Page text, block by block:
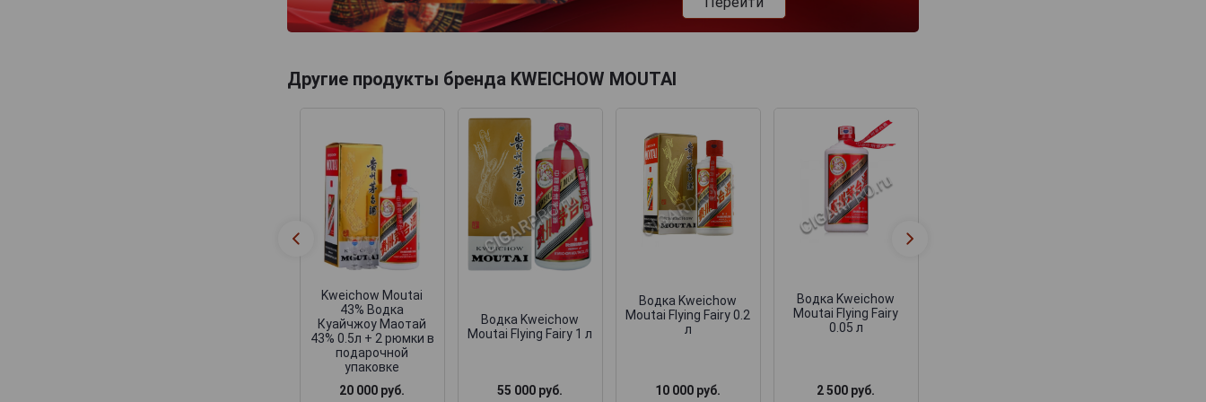
Другие продукты бренда KWEICHOW MOUTAI
Kweichow Moutai
43% Водка
Куайчжоу Маотай
43% 0.5л + 2 рюмки в
подарочной
упаковке
20 000 руб.
Водка Kweichow
Moutai Flying Fairy 1 л
55 000 руб.
Водка Kweichow
Moutai Flying Fairy 0.2
л
10 000 руб.
Водка Kweichow
Moutai Flying Fairy
0.05 л
2 500 руб.